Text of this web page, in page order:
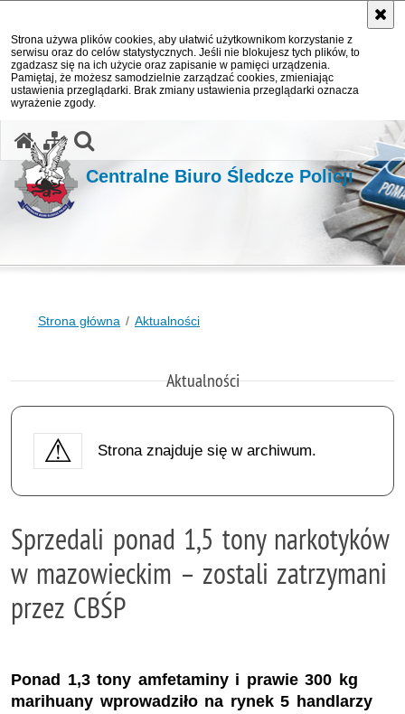
Strona używa plików cookies, aby ułatwić użytkownikom korzystanie z
serwisu oraz do celów statystycznych. Jeśli nie blokujesz tych plików, to
zgadzasz się na ich użycie oraz zapisanie w pamięci urządzenia.
Pamiętaj, że możesz samodzielnie zarządzać cookies, zmieniając
ustawienia przeglądarki. Brak zmiany ustawienia przeglądarki oznacza
wyrażenie zgody.
Centralne Biuro Śledcze Policji
Strona główna Aktualności
Aktualności
Strona znajduje się w archiwum.
Sprzedali ponad 1,5 tony narkotyków
w mazowieckim – zostali zatrzymani
przez CBŚP
Ponad 1,3 tony amfetaminy i prawie 300 kg
marihuany wprowadziło na rynek 5 handlarzy